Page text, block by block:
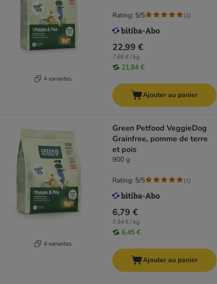
4 variantes
22,99 €
7,66 € / kg
21,84 €
Rating: 5/5 (1)
Ajouter au panier
4 variantes
Green Petfood VeggieDog
Grainfree, pomme de terre
et pois
900 g
6,79 €
7,54 € / kg
6,45 €
Rating: 5/5 (1)
Ajouter au panier